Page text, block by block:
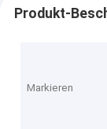
Produkt-
Markieren